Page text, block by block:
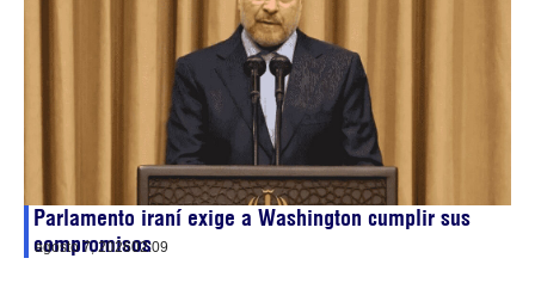
Parlamento iraní exige a Washington cumplir sus
compromisos
agosto 7, 202602:09